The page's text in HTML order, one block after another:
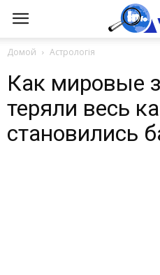
Домой Астрологія
Как мировые
теряли весь
становились